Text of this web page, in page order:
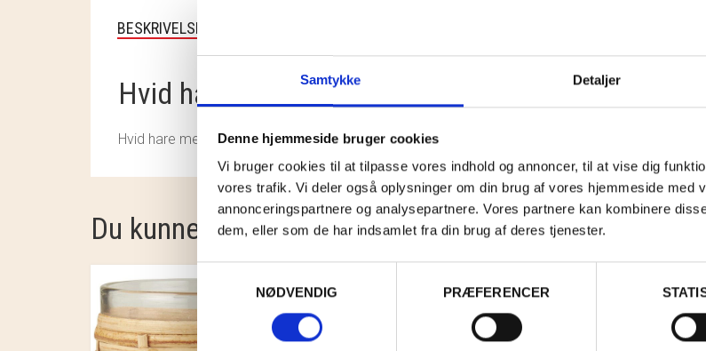
Samtykke Detaljer
Denne hjemmeside bruger cookies
Vi bruger cookies til at tilpasse vores indhold og annoncer, til at vise dig
vores trafik. Vi deler også oplysninger om din brug af vores hjemmeside med
annonceringspartnere og analysepartnere. Vores partnere kan kombinere
dem, eller som de har indsamlet fra din brug af deres tjenester.
NØDVENDIG
PRÆFERENCER
BESKRIVELSE
Hvid hare med taske
Hvid hare med taske
Du kunne også være interesseret i...